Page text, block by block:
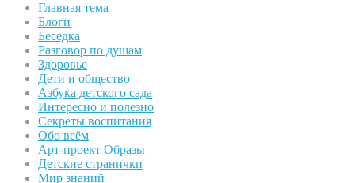
Главная тема
Блоги
Беседка
Разговор по душам
Здоровье
Дети и общество
Азбука детского сада
Интересно и полезно
Секреты воспитания
Обо всём
Арт-проект Образы
Детские странички
Мир знаний